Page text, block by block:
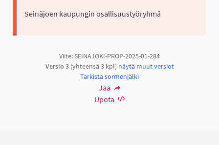
Seinäjoen kaupungin osallisuustyöryhmä
Viite: SEINAJOKI-PROP-2025-01-284
Versio 3(yhteensä 3 kpl) näytä muut versiot
Tarkista sormenjälki
Jaa
Upota